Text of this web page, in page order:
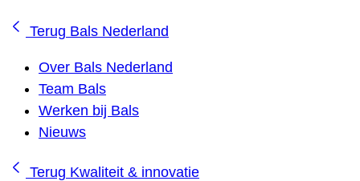
Terug Bals Nederland
Over Bals Nederland
Team Bals
Werken bij Bals
Nieuws
Terug Kwaliteit & innovatie